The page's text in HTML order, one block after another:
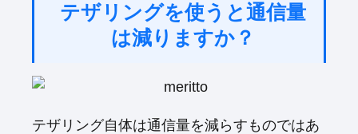
テザリングを使うと通信量
は減りますか？
テザリング自体は通信量を減らすものではあ